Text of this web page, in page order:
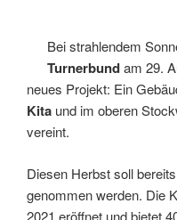
Bei strahlendem
Turnerbundam 29.
neues Projekt: Ein
Kita und im oberen
vereint.
Diesen Herbst soll
genommen werden. Die
2021 eröffnet und bietet